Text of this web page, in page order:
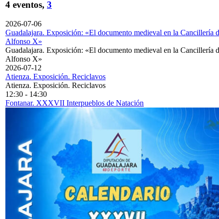
4 eventos, 3
2026-07-06
Guadalajara. Exposición: «El documento medieval en la Cancillería
Alfonso X»
Guadalajara. Exposición: «El documento medieval en la Cancillería
Alfonso X»
2026-07-12
Atienza. Exposición. Reciclavos
Atienza. Exposición. Reciclavos
12:30 - 14:30
Fontanar. XXXVII Interpueblos de Natación